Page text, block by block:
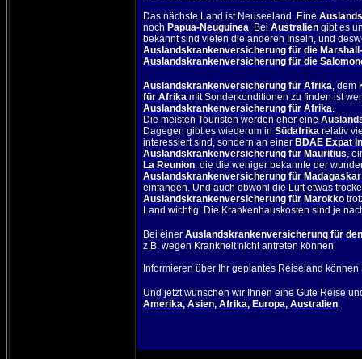
Das nächste Land ist Neuseeland . Eine
noch Papua-Neuguinea. BeiAustralien gibt es
bekannt sind vielen die anderen Inseln, und
Auslandskrankenversicherung für die
Auslandskrankenversicherung für die
Auslandskrankenversicherung für Afrika, dem
für Afrika mit Sonderkonditionen zu finden ist
Auslandskrankenversicherung für Afrika.
Die meisten Touristen werden eher eine
Dagegen gibt es wiederum inSüdafrika relativ
interessiert sind, sondern an einer BDAE Expat
Auslandskrankenversicherung für Mauritius,
La Reunion, die die weniger bekannte der
Auslandskrankenversicherung für Madagaskar
einfangen. Und auch obwohl die Luft etwas
Auslandskrankenversicherung für Marokko
Land wichtig. Die Krankenhauskosten sind je
Bei einerAuslandskrankenversicherung für
z.B. wegen Krankheit nicht antreten können.
Informieren über Ihr geplantes Reiseland können
Und jetzt wünschen wir Ihnen eine Gute Reise
Amerika,Asien,Afrika, Europa,Australien.